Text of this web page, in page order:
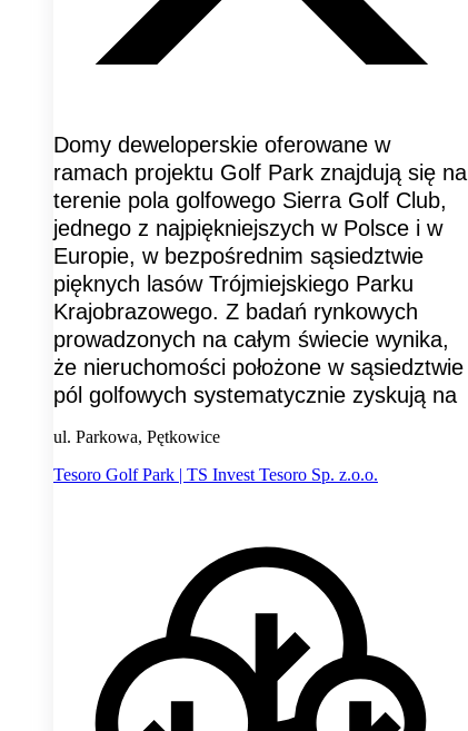
Domy deweloperskie oferowane w
ramach projektu Golf Park znajdują się na
terenie pola golfowego Sierra Golf Club,
jednego z najpiękniejszych w Polsce i w
Europie, w bezpośrednim sąsiedztwie
pięknych lasów Trójmiejskiego Parku
Krajobrazowego. Z badań rynkowych
prowadzonych na całym świecie wynika,
że nieruchomości położone w sąsiedztwie
pól golfowych systematycznie zyskują na
ul. Parkowa, Pętkowice
Tesoro Golf Park | TS Invest Tesoro Sp. z.o.o.